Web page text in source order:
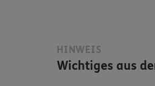
HINWEIS
Wichtiges aus